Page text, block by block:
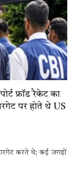
फ्रॉड रैकेट का
पर होते थे US
करते थे; कई जगहों